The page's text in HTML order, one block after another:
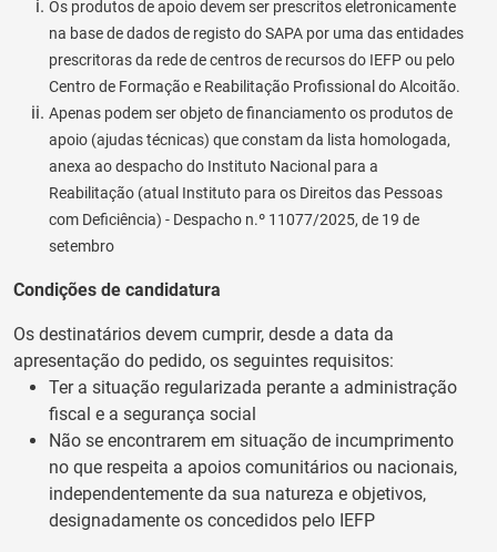
Os produtos de apoio devem ser prescritos eletronicamente
na base de dados de registo do SAPA por uma das entidades
prescritoras da rede de centros de recursos do IEFP ou pelo
Centro de Formação e Reabilitação Profissional do Alcoitão.
Apenas podem ser objeto de financiamento os produtos de
apoio (ajudas técnicas) que constam da lista homologada,
anexa ao despacho do Instituto Nacional para a
Reabilitação (atual Instituto para os Direitos das Pessoas
com Deficiência) - Despacho n.º 11077/2025, de 19 de
setembro
Condições de candidatura
Os destinatários devem cumprir, desde a data da
apresentação do pedido, os seguintes requisitos:
Ter a situação regularizada perante a administração
fiscal e a segurança social
Não se encontrarem em situação de incumprimento
no que respeita a apoios comunitários ou nacionais,
independentemente da sua natureza e objetivos,
designadamente os concedidos pelo IEFP